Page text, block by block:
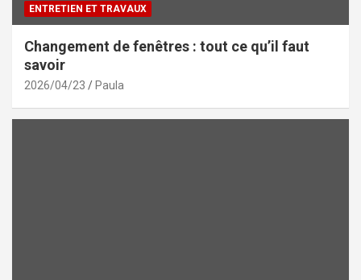
ENTRETIEN ET TRAVAUX
Changement de fenêtres : tout ce qu’il faut
savoir
2026/04/23 Paula